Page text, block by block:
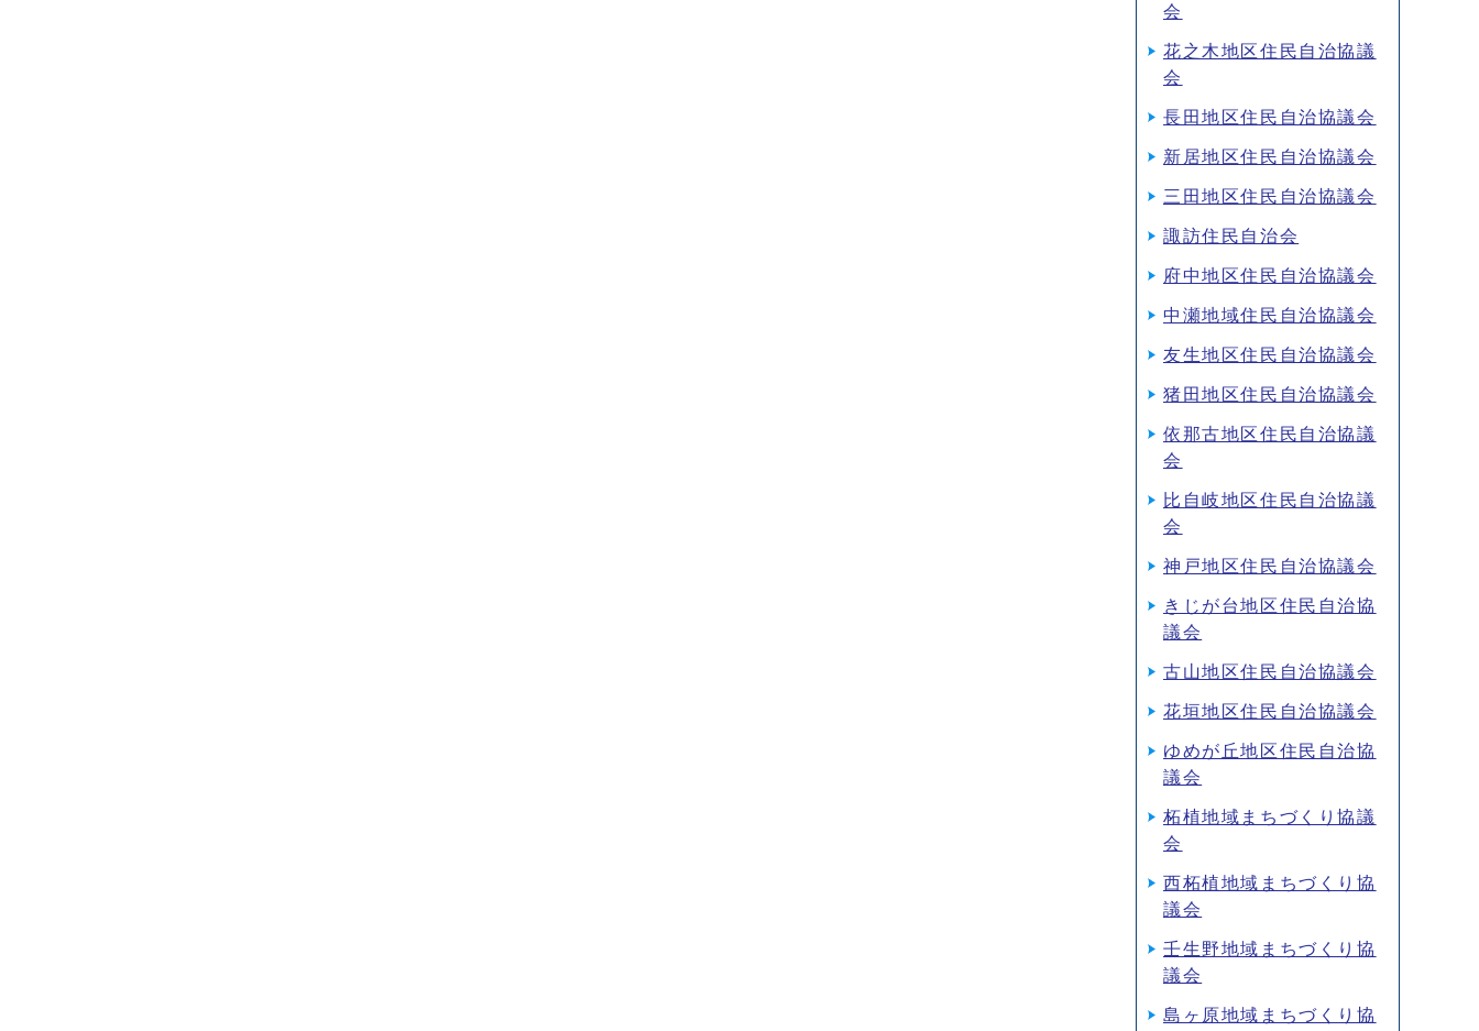
会
花之木地区住民自治協議
会
長田地区住民自治協議会
新居地区住民自治協議会
三田地区住民自治協議会
諏訪住民自治会
府中地区住民自治協議会
中瀬地域住民自治協議会
友生地区住民自治協議会
猪田地区住民自治協議会
依那古地区住民自治協議
会
比自岐地区住民自治協議
会
神戸地区住民自治協議会
きじが台地区住民自治協
議会
古山地区住民自治協議会
花垣地区住民自治協議会
ゆめが丘地区住民自治協
議会
柘植地域まちづくり協議
会
西柘植地域まちづくり協
議会
壬生野地域まちづくり協
議会
島ヶ原地域まちづくり協